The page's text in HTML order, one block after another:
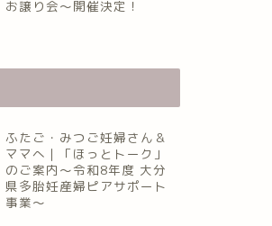
お譲り会〜開催決定！
ふたご・みつご妊婦さん＆
ママへ｜「ほっとトーク」
のご案内～令和8年度 大分
県多胎妊産婦ピアサポート
事業～